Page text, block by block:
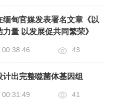
缅甸官媒发表署名文章《以
量 以发展促共同繁荣》
43
计出完整噬菌体基因组
00:31:49 41